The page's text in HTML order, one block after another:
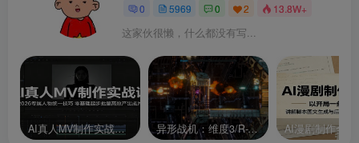
0 5969 0 2 13.8W+
这家伙很懒，什么都没有写...
AI真人MV制作实战课：2026专属人物统一技巧，零基础起步批量高效产出成片 异形战机：维度3/R-Type Dimensions III